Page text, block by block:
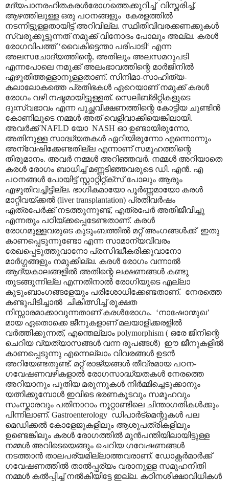
മദ്യപാനരഹിതകരൾരോഗത്തെക്കുറിച്ച് വിസ്തരിച്ച്,
ആഴത്തിലുള്ള ഒരു പഠനങ്ങളും കേരളത്തിൽ
നടന്നിട്ടുള്ളതായിട്ട് അറിവില്ല. സ്ഥിതിവിവരക്കണക്കുകൾ
സ്വരൂക്കൂട്ടുന്നത് നമുക്ക് വിനോദം പോലും അല്ല. കരൾ
രോഗവിപത്ത് ‘വൈകിട്ടെന്താ പരിപാടി‘ എന്ന
അലസചോദ്യത്തിന്റെ, അതിലും അലസമറുപടി
എന്നപോലെ നമുക്ക് അലംഭാവത്തിന്റെ മാർജിനിൽ
എഴുതിത്തള്ളാനുള്ളതാണ്. സിനിമാ-സാഹിത്യ-
കലാലോകത്തെ പ്രതിഭകൾ ഏറെയാണ് നമുക്ക് കരൾ
രോഗം വഴി നഷ്ടമായിട്ടുള്ളത്. സെലിബ്രിറ്റികളുടെ
ദുഃസ്വഭാവം എന്ന പുച്ഛവീക്ഷണത്തിന്റെ കോട്ടിയ ചുണ്ടിൻ
കോണിലൂടെ നമ്മൾ അത് വെളിവാക്കിയെങ്കിലായി.
അവർക്ക് NAFLD യോ NASH ഓ ഉണ്ടായിരുന്നോ,
അതിനുള്ള സാദ്ധ്യതകൾ ഏറിയിരുന്നോ എന്നൊന്നും
അന്വേഷിക്കേണ്ടതില്ല എന്നാണ് സമൂഹത്തിന്റെ
തീരുമാനം. അവർ നമ്മൾ അറിഞ്ഞവർ. നമ്മൾ അറിയാതെ
കരൾ രോഗം ബാധിച്ച് മണ്ണടിഞ്ഞവരുടെ ഡി. എൻ. എ
പഠനങ്ങൾ പോയിട്ട് സ്റ്റാറ്റിറ്റ്ക്സ് പോലും ആരും
എഴുതിവച്ചിട്ടില്ല. ഭാഗികമായോ പൂർണ്ണമായോ കരൾ
മാറ്റിവയ്ക്കൽ (liver transplantation) പ്രതിവർഷം
എത്രപേർക്ക് നടത്തുന്നുണ്ട്, എത്രപേർ അതിജീവിച്ചു
എന്നതും പഠിയ്ക്കപ്പെടേണ്ടതാണ്. കരൾ
രോഗമുള്ളവരുടെ കുടുംബത്തിൽ മറ്റ് അംഗങ്ങൾക്ക് ഇതു
കാണപ്പെടുന്നുണ്ടോ എന്ന സാമാന്യവിവരം
രേഖപ്പെടുത്തുവാനോ പ്രസിദ്ധീകരിക്കുവാനോ
മാർഗ്ഗങ്ങളും നമുക്കില്ല. കരൾ രോഗം വന്നാൽ
ആദ്യകാലങ്ങളിൽ അതിന്റെ ലക്ഷണങ്ങൾ കണ്ടു
തുടങ്ങുന്നില്ല എന്നതിനാൽ രോഗിയുടെ എല്ലാ
കുടുംബാംഗങ്ങളേയും പരിശോധിക്കേണ്ടതാണ്. നേരത്തെ
കണ്ടുപിടിച്ചാൽ ചികിത്സിച്ച് രൂക്ഷത
നിസ്സാരമാക്കാവുന്നതാണ് കരൾരോഗം. ‘നാഷോന്മുഖ’
മായ ഏതൊക്കെ ജീനുകളാണ് മലയാളിക്കരളിൽ
വർത്തിക്കുന്നത്, എന്തെല്ലാം polymorphism ( ഒരേ ജീനിന്റെ
ചെറിയ വ്യത്യാസങ്ങൾ വന്ന രൂപങ്ങൾ) ഈ ജീനുകളിൽ
കാണപ്പെടുന്നു എന്നെല്ലാം വിവരങ്ങൾ ഉടൻ
അറിയേണ്ടതുണ്ട്. മറ്റ് രാജ്യങ്ങൾ തീവ്രമായ പഠന-
ഗവേഷണവഴികളാൽ രോഗസാദ്ധ്യതകൾ നേരത്തെ
അറിയാനും പുതിയ മരുന്നുകൾ നിർമ്മിച്ചെടുക്കാനും
യത്നിക്കുമ്പോൾ ഇവിടെ ഭരണകൂടവും സമൂഹവും
സംസ്കാരവും പതിനാറാം നൂറ്റാണ്ടിലെ ചിന്താഗതികൾക്കും
പിന്നിലാണ്. Gastroenterology ഡിപാർട്മെന്റുകൾ പല
മെഡിക്കൽ കോളേജുകളിലും ആശുപത്രികളിലും
ഉണ്ടെങ്കിലും കരൾ രോഗത്തിൽ മുൻപന്തിയിലായിട്ടുള്ള
നമ്മൾ അവിടെയെങ്ങും ചെറിയ ഗവേഷണങ്ങൾ
നടത്താൻ താലപര്യമില്ലാത്തവരാണ്. ഡോക്റ്റർമാർക്ക്
ഗവേഷണത്തിൽ താൽ‌പ്പര്യം വരാനുള്ള സമൂഹനീതി
നമ്മൾ കൽ‌പ്പിച്ച് നൽകിയിട്ടേ ഇല്ല. കഠിനശിക്ഷാവിധികൾ